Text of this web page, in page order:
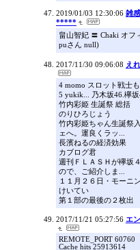
2019/01/03 12:30:06 雑
*****
畠山智妃 〓 Chaki オフ
puさん null)
2017/11/30 09:06:08 え
4 momo スロット戦士も
5 yukik... 乃木坂46.欅坂
竹内彩姫 生誕祭 総括
のりひろじょう
竹内彩姫ちゃん生誕祭
ェへ。運良くラッ...
長濱ねるの経済効果
カブログ君
週刊ＦＬＡＳＨが欅坂
ので、ご紹介しま...
１１月２６日・モーニン
けいてい
第１部の最後の２枚出
2017/11/21 05:27:56 エ
REMOTE_PORT 60760
Cache hits 25913614